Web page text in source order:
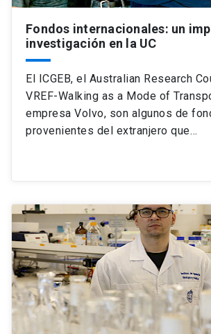
Fondos internacionales: un
investigación en la UC
El ICGEB, el Australian Research
VREF-Walking as a Mode of
empresa Volvo, son algunos de
provenientes del extranjero que…